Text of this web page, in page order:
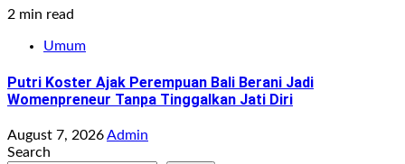
2 min read
Umum
Putri Koster Ajak Perempuan Bali Berani Jadi
Womenpreneur Tanpa Tinggalkan Jati Diri
August 7, 2026Admin
Search